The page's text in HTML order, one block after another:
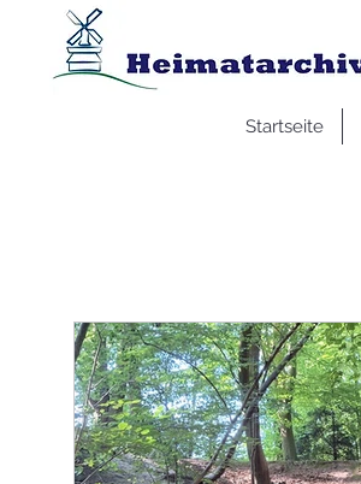
Startseite